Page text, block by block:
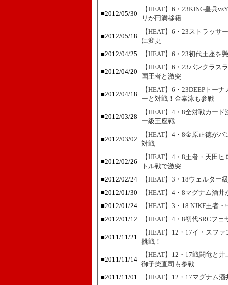
■2012/05/30
【HEAT】6・23KING皇兵
リが円満移籍
■2012/05/18
【HEAT】6・23ストラッサ
に変更
■2012/04/25
【HEAT】6・23初代王座を
■2012/04/20
【HEAT】6・23パンクラス
国王者と激突
■2012/04/18
【HEAT】6・23DEEPトー
ーと対戦！金泰泳も参戦
■2012/03/28
【HEAT】4・8全対戦カー
ー級王座戦
■2012/03/02
【HEAT】4・8金原正徳が
対戦
■2012/02/26
【HEAT】4・8王者・天田
トル戦で激突
■2012/02/24
【HEAT】3・18ウェルター
■2012/01/30
【HEAT】4・8マグナム酒
■2012/01/24
【HEAT】3・18 NJKF王者
■2012/01/12
【HEAT】4・8初代SRCフ
■2011/11/21
【HEAT】12・17イ・スフ
挑戦！
■2011/11/14
【HEAT】12・17戦闘竜と
御子柴直司も参戦
■2011/11/01
【HEAT】12・17マグナム